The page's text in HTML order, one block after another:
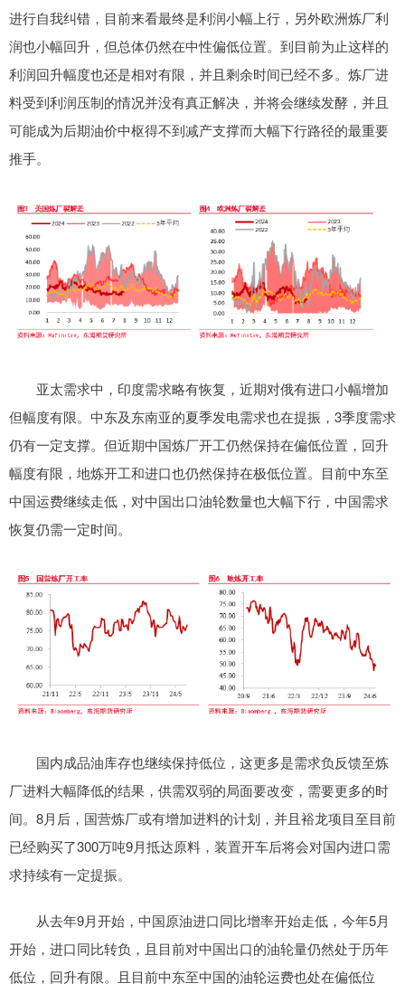
进行自我纠错，目前来看最终是利润小幅上行，另外欧洲炼厂利
润也小幅回升，但总体仍然在中性偏低位置。到目前为止这样的
利润回升幅度也还是相对有限，并且剩余时间已经不多。炼厂进
料受到利润压制的情况并没有真正解决，并将会继续发酵，并且
可能成为后期油价中枢得不到减产支撑而大幅下行路径的最重要
推手。
亚太需求中，印度需求略有恢复，近期对俄有进口小幅增加
但幅度有限。中东及东南亚的夏季发电需求也在提振，3季度需求
仍有一定支撑。但近期中国炼厂开工仍然保持在偏低位置，回升
幅度有限，地炼开工和进口也仍然保持在极低位置。目前中东至
中国运费继续走低，对中国出口油轮数量也大幅下行，中国需求
恢复仍需一定时间。
国内成品油库存也继续保持低位，这更多是需求负反馈至炼
厂进料大幅降低的结果，供需双弱的局面要改变，需要更多的时
间。8月后，国营炼厂或有增加进料的计划，并且裕龙项目至目前
已经购买了300万吨9月抵达原料，装置开车后将会对国内进口需
求持续有一定提振。
从去年9月开始，中国原油进口同比增率开始走低，今年5月
开始，进口同比转负，且目前对中国出口的油轮量仍然处于历年
低位，回升有限。且目前中东至中国的油轮运费也处在偏低位